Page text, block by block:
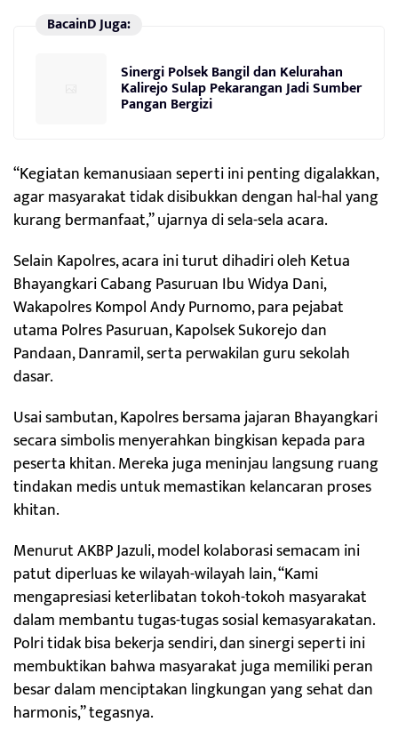
BacainD Juga:
Sinergi Polsek Bangil dan Kelurahan
Kalirejo Sulap Pekarangan Jadi Sumber
Pangan Bergizi
“Kegiatan kemanusiaan seperti ini penting digalakkan,
agar masyarakat tidak disibukkan dengan hal-hal yang
kurang bermanfaat,” ujarnya di sela-sela acara.
Selain Kapolres, acara ini turut dihadiri oleh Ketua
Bhayangkari Cabang Pasuruan Ibu Widya Dani,
Wakapolres Kompol Andy Purnomo, para pejabat
utama Polres Pasuruan, Kapolsek Sukorejo dan
Pandaan, Danramil, serta perwakilan guru sekolah
dasar.
Usai sambutan, Kapolres bersama jajaran Bhayangkari
secara simbolis menyerahkan bingkisan kepada para
peserta khitan. Mereka juga meninjau langsung ruang
tindakan medis untuk memastikan kelancaran proses
khitan.
Menurut AKBP Jazuli, model kolaborasi semacam ini
patut diperluas ke wilayah-wilayah lain, “Kami
mengapresiasi keterlibatan tokoh-tokoh masyarakat
dalam membantu tugas-tugas sosial kemasyarakatan.
Polri tidak bisa bekerja sendiri, dan sinergi seperti ini
membuktikan bahwa masyarakat juga memiliki peran
besar dalam menciptakan lingkungan yang sehat dan
harmonis,” tegasnya.